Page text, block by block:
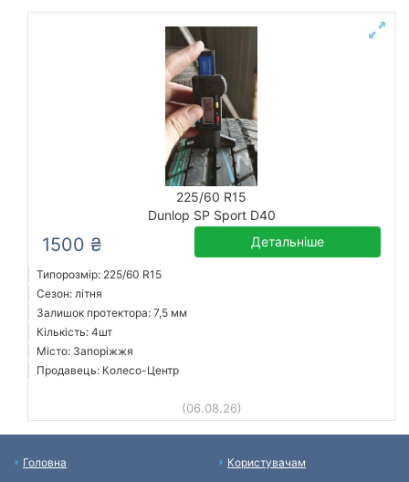
225/60 R15
Dunlop SP Sport D40
1500 ₴ Детальніше
Типорозмір: 225/60 R15
Сезон: літня
Залишок протектора: 7,5 мм
Кількість: 4шт
Місто: Запоріжжя
Продавець: Колесо-Центр
(06.08.26)
Головна
Користувачам